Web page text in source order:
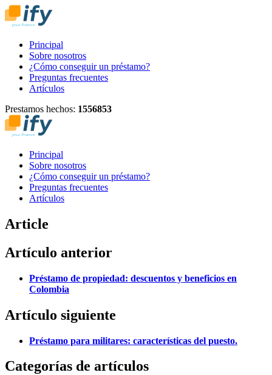
Principal
Sobre nosotros
¿Cómo conseguir un préstamo?
Preguntas frecuentes
Artículos
Prestamos hechos: 1556853
Principal
Sobre nosotros
¿Cómo conseguir un préstamo?
Preguntas frecuentes
Artículos
Article
Artículo anterior
Préstamo de propiedad: descuentos y beneficios en
Colombia
Artículo siguiente
Préstamo para militares: características del puesto.
Categorías de artículos